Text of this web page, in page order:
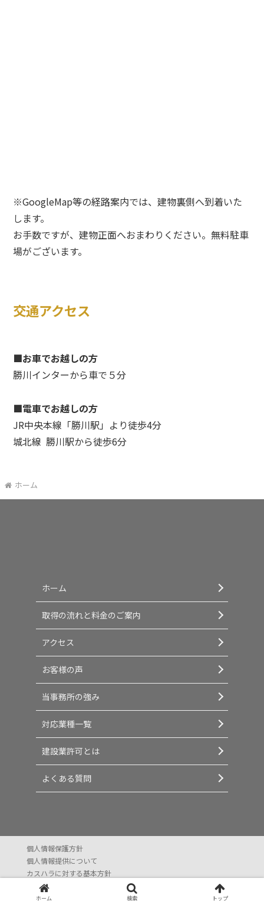
※GoogleMap等の経路案内では、建物裏側へ到着いた
します。
お手数ですが、建物正面へおまわりください。無料駐車
場がございます。
交通アクセス
■お車でお越しの方
勝川インターから車で５分
■電車でお越しの方
JR中央本線「勝川駅」より徒歩4分
城北線 勝川駅から徒歩6分
ホーム
ホーム
取得の流れと料金のご案内
アクセス
お客様の声
当事務所の強み
対応業種一覧
建設業許可とは
よくある質問
個人情報保護方針
個人情報提供について
カスハラに対する基本方針
Copyright © 2023 建設業許可すぐ取りたい All Rights Reserved.
ホーム 検索 トップ